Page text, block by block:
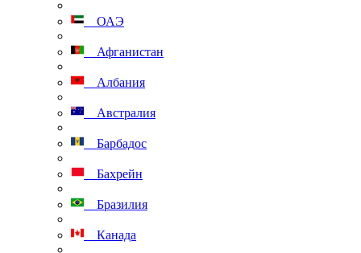
ОАЭ
Афганистан
Албания
Австралия
Барбадос
Бахрейн
Бразилия
Канада